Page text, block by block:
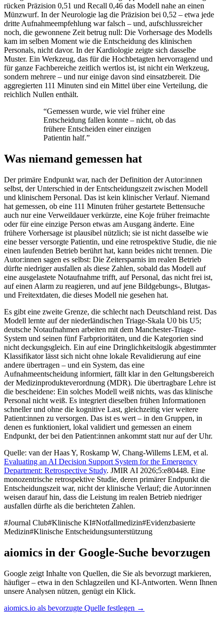
rücken Präzision 0,51 und Recall 0,46 das Modell nahe an einen
Münzwurf. In der Neurologie lag die Präzision bei 0,52 – etwa jede
dritte Aufnahmeempfehlung war falsch – und, aufschlussreicher
noch, die gewonnene Zeit betrug null: Die Vorhersage des Modells
kam im selben Moment wie die Entscheidung des klinischen
Personals, nicht davor. In der Kardiologie zeigte sich dasselbe
Muster. Ein Werkzeug, das für die Hochbetagten hervorragend und
für ganze Fachbereiche zeitlich wertlos ist, ist nicht ein Werkzeug,
sondern mehrere – und nur einige davon sind einsatzbereit. Die
aggregierten 111 Minuten sind ein Mittel über eine Verteilung, die
reichlich Nullen enthält.
“Gemessen wurde, wie viel früher eine
Entscheidung fallen konnte – nicht, ob das
frühere Entscheiden einer einzigen
Patientin half.”
Was niemand gemessen hat
Der primäre Endpunkt war, nach der Definition der Autor:innen
selbst, der Unterschied in der Entscheidungszeit zwischen Modell
und klinischem Personal. Das ist kein klinischer Verlauf. Niemand
hat gemessen, ob eine 111 Minuten früher gestartete Bettensuche
auch nur eine Verweildauer verkürzte, eine Koje früher freimachte
oder für eine einzige Person etwas am Ausgang änderte. Eine
frühere Vorhersage ist plausibel nützlich; sie ist nicht dasselbe wie
eine besser versorgte Patientin, und eine retrospektive Studie, die nie
einen laufenden Betrieb berührt hat, kann beides nicht trennen. Die
Autor:innen sagen es selbst: Die Zeitersparnis im realen Betrieb
dürfte niedriger ausfallen als diese Zahlen, sobald das Modell auf
eine ausgelastete Notaufnahme trifft, auf Personal, das nicht frei ist,
auf einen Alarm zu reagieren, und auf jene Bildgebungs-, Blutgas-
und Freitextdaten, die dieses Modell nie gesehen hat.
Es gibt eine zweite Grenze, die schlecht nach Deutschland reist. Das
Modell lernte auf der niederländischen Triage-Skala U0 bis U5;
deutsche Notaufnahmen arbeiten mit dem Manchester-Triage-
System und seinen fünf Farbprioritäten, und die Kategorien sind
nicht deckungsgleich. Ein auf eine Dringlichkeitslogik abgestimmter
Klassifikator lässt sich nicht ohne lokale Revalidierung auf eine
andere übertragen – und ein System, das eine
Aufnahmeentscheidung informiert, fällt klar in den Geltungsbereich
der Medizinprodukteverordnung (MDR). Die übertragbare Lehre ist
die bescheidene: Ein solches Modell weiß nichts, was das klinische
Personal nicht weiß. Es integriert dieselben frühen Informationen
schneller und ohne die kognitive Last, gleichzeitig vier weitere
Patient:innen zu versorgen. Das ist es wert – in den Gruppen, in
denen es funktioniert, lokal validiert und gemessen an einem
Endpunkt, der bei den Patient:innen ankommt statt nur auf der Uhr.
Quelle: van der Haas Y, Roskamp W, Chang-Willems LEM, et al.
Evaluating an AI Decision Support System for the Emergency
Department: Retrospective Study. JMIR AI 2026;5:e80448. Eine
monozentrische retrospektive Studie, deren primärer Endpunkt die
Entscheidungszeit war, nicht der klinische Verlauf; die Autor:innen
weisen darauf hin, dass die Leistung im realen Betrieb niedriger
ausfallen dürfte als die berichteten Zahlen.
#Journal Club#Klinische KI#Notfallmedizin#Evidenzbasierte
Medizin#Klinische Entscheidungsunterstützung
aiomics in der Google-Suche bevorzugen
Google zeigt Inhalte von Quellen, die Sie als bevorzugt markieren,
häufiger – etwa in den Schlagzeilen und KI-Antworten. Wenn Ihnen
unsere Analysen nützen, genügt ein Klick.
aiomics.io als bevorzugte Quelle festlegen →